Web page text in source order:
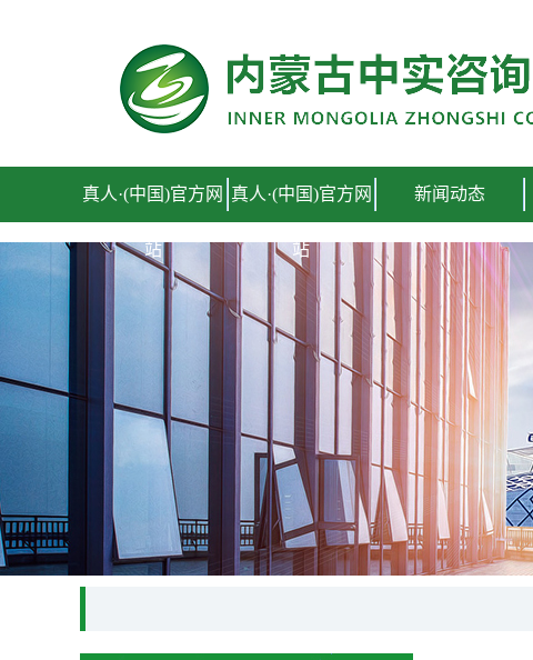
真人·(中国)官方网
站
真人·(中国)官方网
站
新闻动态